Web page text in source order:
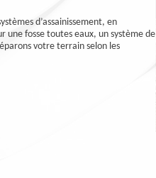
d’assainissement, en
fosse toutes eaux, un système de
votre terrain selon les